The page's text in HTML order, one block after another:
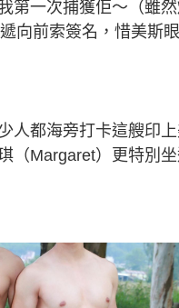
第一次捕獲佢～（雖
向前索簽名，惜美斯
人都海旁打卡這艘印
（Margaret）更特別